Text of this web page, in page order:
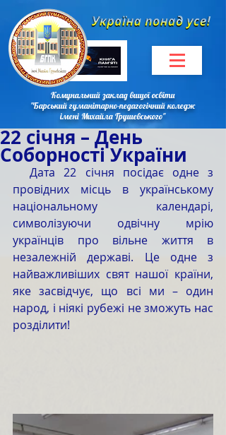
Комунальний заклад вищої освіти
"Барський гуманітарно-педагогічний коледж
імені Михайла Грушевського"
22 січня – День
Соборності України
  Дата 22 січня посідає одне з
провідних місць в українському
національному календарі,
символізуючи одвічну мрію
українців про вільне життя в
незалежній державі. Це одне з
найважливіших свят нашої країни,
яке засвідчує, що всі ми – один
народ, і ніякі рубежі не зможуть нас
розділити!